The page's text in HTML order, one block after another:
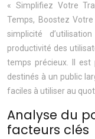
« Simplifiez Votre
Temps, Boostez
simplicité
productivité des
temps précieux. Il est
destinés à un public
faciles à utiliser au
Analyse du
facteurs clés